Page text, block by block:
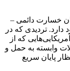
خسارت دائمی –
دارد. تردیدی که در
که از
وابسته به حمل و
پایان سریع